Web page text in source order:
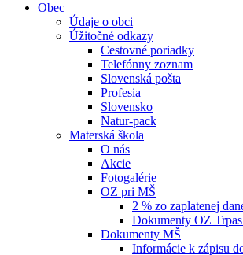
Obec
Údaje o obci
Úžitočné odkazy
Cestovné poriadky
Telefónny zoznam
Slovenská pošta
Profesia
Slovensko
Natur-pack
Materská škola
O nás
Akcie
Fotogalérie
OZ pri MŠ
2 % zo zaplatenej
Dokumenty OZ
Dokumenty MŠ
Informácie k zápisu